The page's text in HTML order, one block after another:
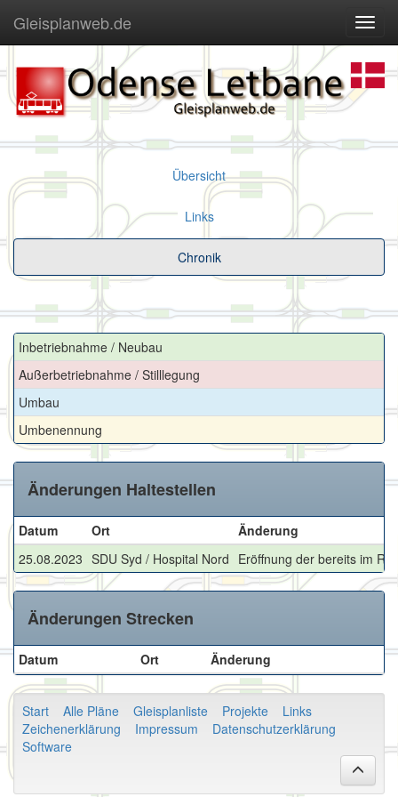
ein-/
Gleisplanweb.de
Übersicht
Links
Chronik
Inbetriebnahme / Neubau
Außerbetriebnahme / Stilllegung
Umbau
Umbenennung
Änderungen Haltestellen
Datum Ort
Änderung
25.08.2023 SDU Syd / Hospital Nord Eröffnung der bereits im
Änderungen Strecken
Datum Ort Änderung
Start Alle Pläne Gleisplanliste Projekte
Links
Zeichenerklärung
Impressum
Datenschutzerklärung
Software